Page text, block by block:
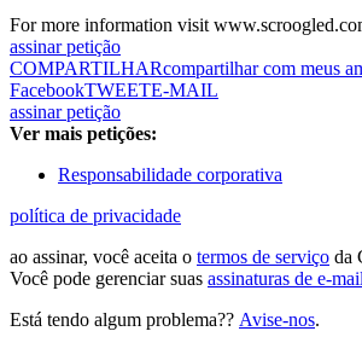
For more information visit
assinar petição
COMPARTILHARcompartilhar com meus
FacebookTWEETE-MAIL
assinar petição
Ver mais petições:
Responsabilidade corporativa
política de privacidade
ao assinar, você aceita o termos de serviço da
Você pode gerenciar suas assinaturas de e-
Está tendo algum problema?? Avise-nos.